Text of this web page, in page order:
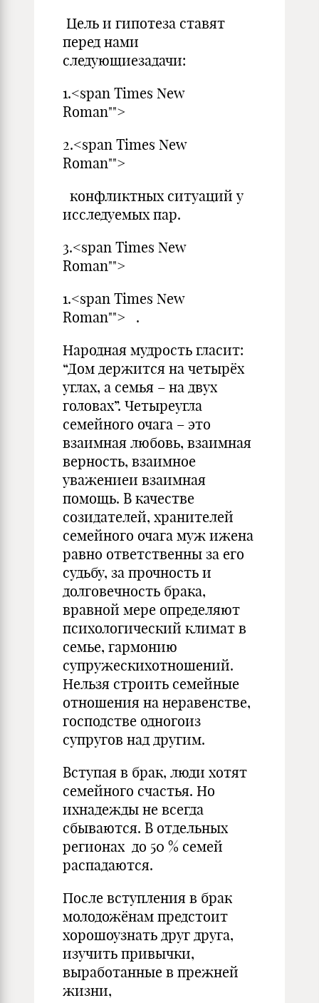
Цель и гипотеза ставят
перед нами
следующиезадачи:
1.<span Times New
Roman"">
2.<span Times New
Roman"">
конфликтных ситуаций у
исследуемых пар.
3.<span Times New
Roman"">
1.<span Times New
Roman""> .
Народная мудрость гласит:
“Дом держится на четырёх
углах, а семья – на двух
головах”. Четыреугла
семейного очага – это
взаимная любовь, взаимная
верность, взаимное
уважениеи взаимная
помощь. В качестве
созидателей, хранителей
семейного очага муж ижена
равно ответственны за его
судьбу, за прочность и
долговечность брака,
вравной мере определяют
психологический климат в
семье, гармонию
супружескихотношений.
Нельзя строить семейные
отношения на неравенстве,
господстве одногоиз
супругов над другим.
Вступая в брак, люди хотят
семейного счастья. Но
ихнадежды не всегда
сбываются. В отдельных
регионах до 50 % семей
распадаются.
После вступления в брак
молодожёнам предстоит
хорошоузнать друг друга,
изучить привычки,
выработанные в прежней
жизни,